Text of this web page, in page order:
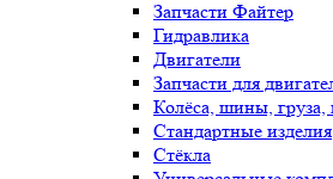
Запчасти Файтер
Гидравлика
Двигатели
Запчасти для
Колёса, шины, груза,
Стандартные изделия
Стёкла